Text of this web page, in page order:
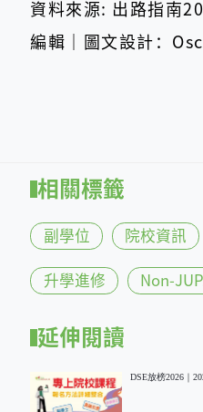
資料來源: 出路指南
編輯｜圖文設計：
相關標籤
副學位 院校資訊
升學進修 Non-
延伸閱讀
DSE放榜2026｜